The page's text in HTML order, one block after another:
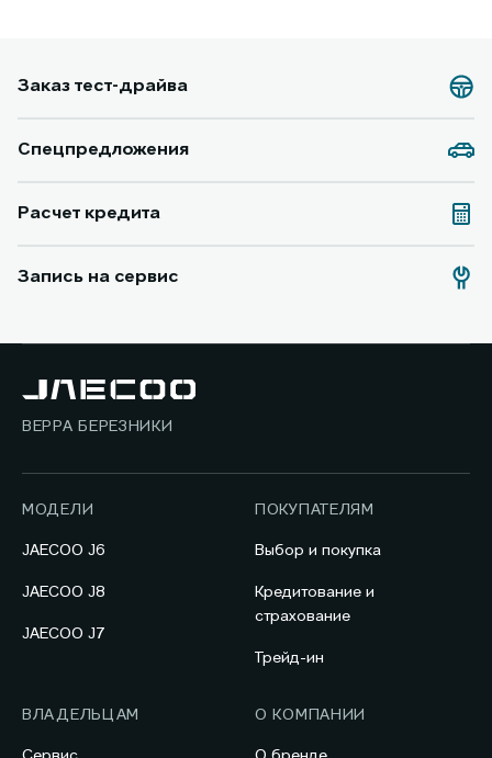
Заказ тест-драйва
Спецпредложения
Расчет кредита
Запись на сервис
ВЕРРА БЕРЕЗНИКИ
МОДЕЛИ
JAECOO J6
JAECOO J8
JAECOO J7
ПОКУПАТЕЛЯМ
Выбор и покупка
Кредитование и
страхование
Трейд-ин
ВЛАДЕЛЬЦАМ О КОМПАНИИ